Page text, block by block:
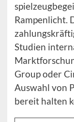
Rampenlicht.
Studien
Group oder
Auswahl von
bereit halten